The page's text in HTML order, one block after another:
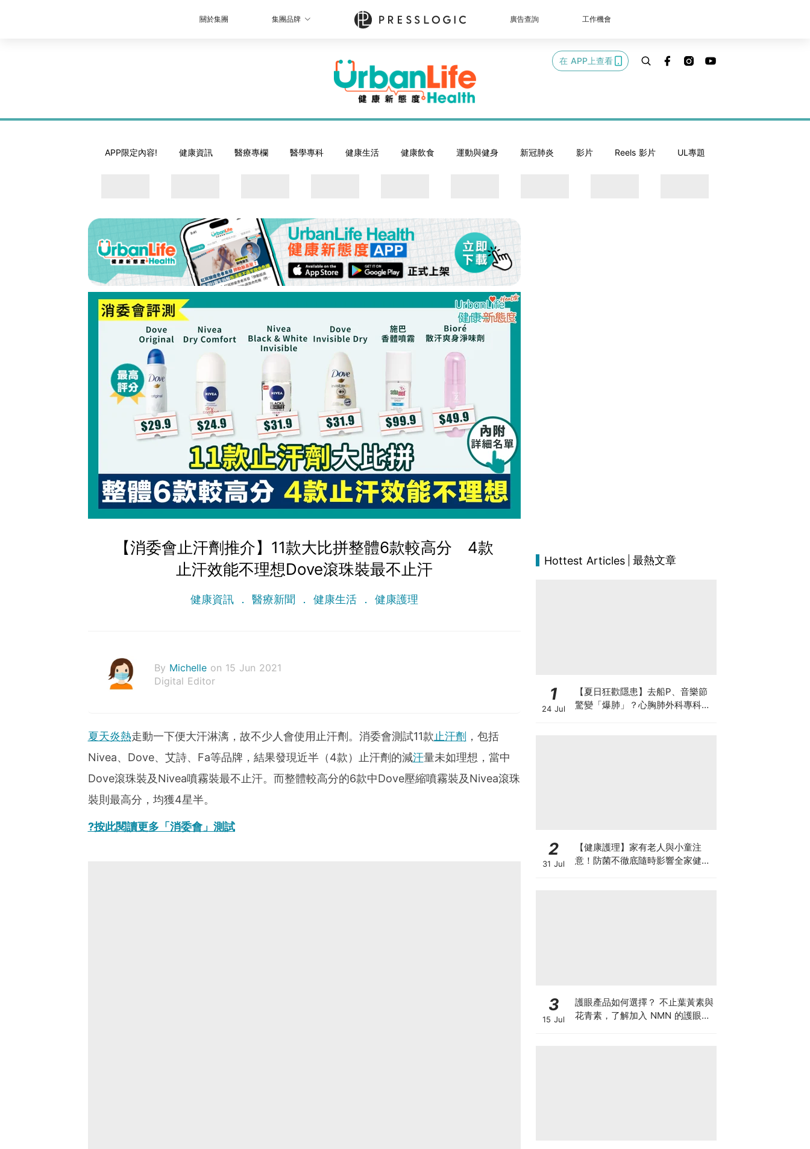
關於集團 集團品牌 廣告查詢 工作機會
在 APP上查看
APP限定內容! 健康資訊 醫療專欄 醫學專科 健康生活 健康飲食 運動與健身 新冠肺炎 影片 Reels 影片 UL專題
【消委會止汗劑推介】11款大比拼整體6款較高分 4款
止汗效能不理想Dove滾珠裝最不止汗
健康資訊 醫療新聞 健康生活 健康護理
By Michelle on 15 Jun 2021
Digital Editor
夏天炎熱走動一下便大汗淋漓，故不少人會使用止汗劑。消委會測試11款止汗劑 ，包括
Nivea、Dove、艾詩、Fa等品牌，結果發現近半（4款）止汗劑的減汗量未如理想，當中
Dove滾珠裝及Nivea噴霧裝最不止汗。而整體較高分的6款中Dove壓縮噴霧裝及Nivea滾珠
裝則最高分，均獲4星半。
?按此閱讀更多「消委會」測試
Hottest Articles 最熱文章
1
24 Jul
【夏日狂歡隱患】去船P、音樂節
驚變「爆肺」？心胸肺外科專科醫
2
31 Jul
【健康護理】家有老人與小童注
意！防菌不徹底隨時影響全家健康
3
15 Jul
護眼產品如何選擇？ 不止葉黃素與
花青素，了解加入 NMN 的護眼方